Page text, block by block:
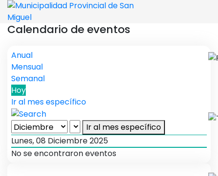
Calendario de eventos
Anual
Mensual
Semanal
Hoy
Ir al mes específico
Ir al mes específico
Lunes, 08 Diciembre 2025
No se encontraron eventos